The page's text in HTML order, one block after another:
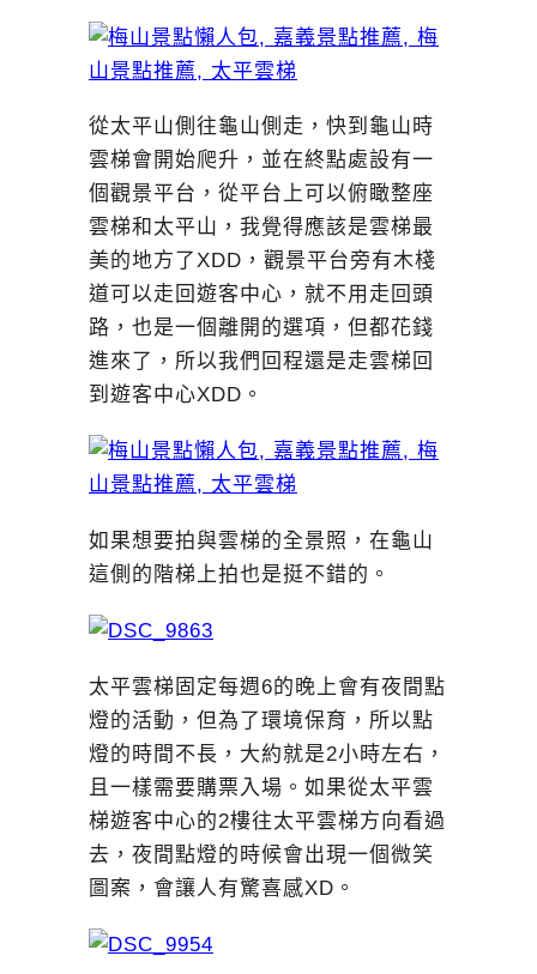
從太平山側往龜山側走，快到龜山時
雲梯會開始爬升，並在終點處設有一
個觀景平台，從平台上可以俯瞰整座
雲梯和太平山，我覺得應該是雲梯最
美的地方了XDD，觀景平台旁有木棧
道可以走回遊客中心，就不用走回頭
路，也是一個離開的選項，但都花錢
進來了，所以我們回程還是走雲梯回
到遊客中心XDD。
如果想要拍與雲梯的全景照，在龜山
這側的階梯上拍也是挺不錯的。
太平雲梯固定每週6的晚上會有夜間點
燈的活動，但為了環境保育，所以點
燈的時間不長，大約就是2小時左右，
且一樣需要購票入場。如果從太平雲
梯遊客中心的2樓往太平雲梯方向看過
去，夜間點燈的時候會出現一個微笑
圖案，會讓人有驚喜感XD。